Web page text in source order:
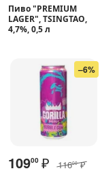
Пиво "PREMIUM
LAGER", TSINGTAO,
4,7%, 0,5 л
–6%
10900 ₽ 11600 ₽